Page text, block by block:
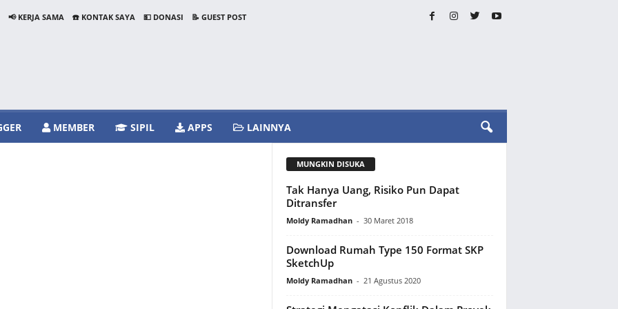
📢 KERJA SAMA ☎️ KONTAK SAYA 💵 DONASI
📝 GUEST POST
MEMBER SIPIL APPS LAINNYA
MUNGKIN DISUKA
Tak Hanya Uang, Risiko Pun Dapat
Ditransfer
Moldy Ramadhan - 30 Maret 2018
Download Rumah Type 150 Format SKP
SketchUp
Moldy Ramadhan - 21 Agustus 2020